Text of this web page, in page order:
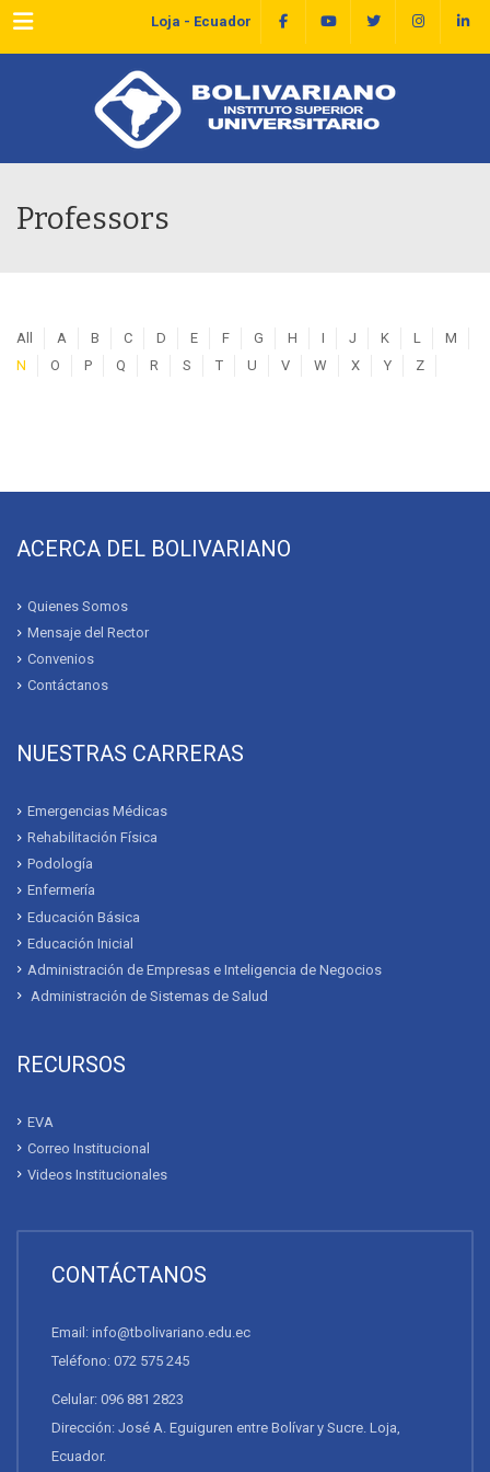
Menu Loja - Ecuador
Professors
All A B C D E F G H I J K L
M
N
O P Q R S T U V W X Y Z
ACERCA DEL BOLIVARIANO
Quienes Somos
Mensaje del Rector
Convenios
Contáctanos
NUESTRAS CARRERAS
Emergencias Médicas
Rehabilitación Física
Podología
Enfermería
Educación Básica
Educación Inicial
Administración de Empresas e Inteligencia de Negocios
Administración de Sistemas de Salud
RECURSOS
EVA
Correo Institucional
Videos Institucionales
CONTÁCTANOS
Email: info@tbolivariano.edu.ec
Teléfono: 072 575 245
Celular: 096 881 2823
Dirección: José A. Eguiguren entre Bolívar y Sucre. Loja,
Ecuador.